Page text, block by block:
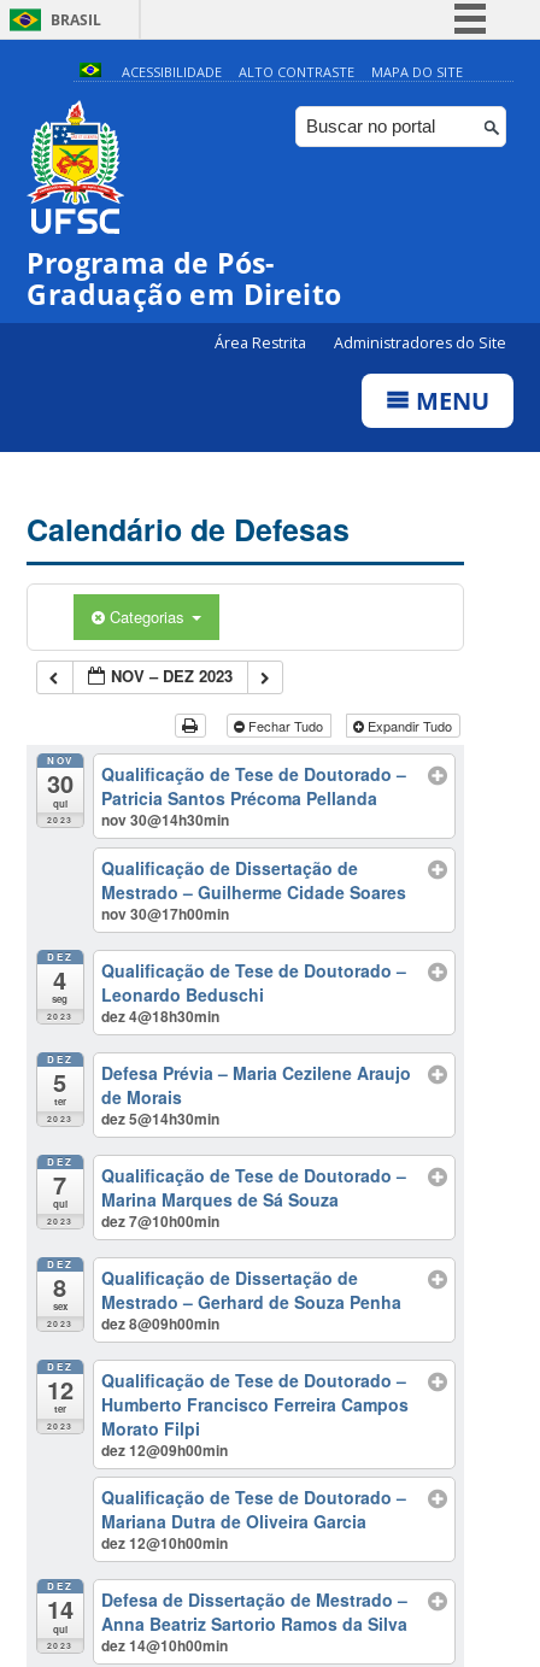
BRASIL
Simplifique!
Comunica BR
Participe
ACESSIBILIDADE ALTO CONTRASTE MAPA DO SITE
Programa de Pós-
Graduação em Direito
Área Restrita Administradores do Site
MENU
Calendário de Defesas
Categorias
NOV – DEZ 2023
Fechar Tudo Expandir Tudo
NOV
30
qui
2023
Qualificação de Tese de Doutorado –
Patricia Santos Précoma Pellanda
nov 30@14h30min
Qualificação de Dissertação de
Mestrado – Guilherme Cidade Soares
nov 30@17h00min
DEZ
4
seg
2023
Qualificação de Tese de Doutorado –
Leonardo Beduschi
dez 4@18h30min
DEZ
5
ter
2023
Defesa Prévia – Maria Cezilene Araujo
de Morais
dez 5@14h30min
DEZ
7
qui
2023
Qualificação de Tese de Doutorado –
Marina Marques de Sá Souza
dez 7@10h00min
DEZ
8
sex
2023
Qualificação de Dissertação de
Mestrado – Gerhard de Souza Penha
dez 8@09h00min
DEZ
12
ter
2023
Qualificação de Tese de Doutorado –
Humberto Francisco Ferreira Campos
Morato Filpi
dez 12@09h00min
Qualificação de Tese de Doutorado –
Mariana Dutra de Oliveira Garcia
dez 12@10h00min
DEZ
14
qui
2023
Defesa de Dissertação de Mestrado –
Anna Beatriz Sartorio Ramos da Silva
dez 14@10h00min